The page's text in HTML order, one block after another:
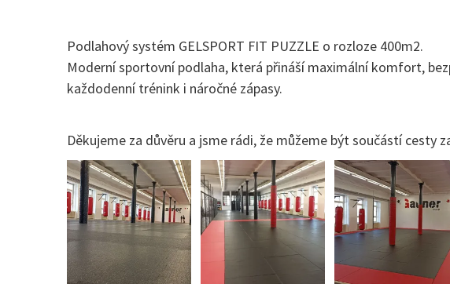
Podlahový systém GELSPORT FIT PUZZLE o rozloze 400m2.
Moderní sportovní podlaha, která přináší maximální komfort,
každodenní trénink i náročné zápasy.
Děkujeme za důvěru a jsme rádi, že můžeme být součástí cesty